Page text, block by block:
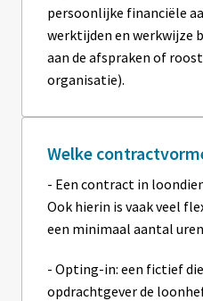
persoonlijke financiële
werktijden en werkwijze
aan de afspraken of
organisatie).
Welke
- Een contract in
Ook hierin is vaak veel
een minimaal aantal
- Opting-in: een fictief
opdrachtgever de